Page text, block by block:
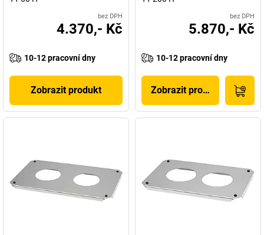
bez DPH
4.370,- Kč
10-12 pracovní dny
Zobrazit produkt
bez DPH
5.870,- Kč
10-12 pracovní dny
Zobrazit produkt